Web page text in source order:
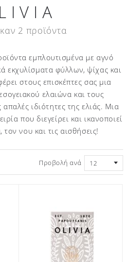
2 προϊόντα
εμπλουτισμένα με αγνό
εκχυλίσματα φύλλων, ψίχας και
στους επισκέπτες σας μια
ελαιώνα και τους
απαλές ιδιότητες της ελιάς. Μια
που διεγείρει και ικανοποιεί
νου και τις αισθήσεις!
Προβολή ανά